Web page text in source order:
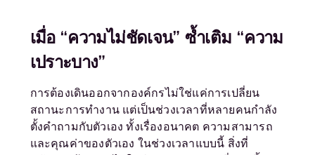
เมื่อ “ความไม่ชัดเจน” ซ้ำเติม “ความ
เปราะบาง”
การต้องเดินออกจากองค์กรไม่ใช่แค่การเปลี่ยน
สถานะการทำงาน แต่เป็นช่วงเวลาที่หลายคนกำลัง
ตั้งคำถามกับตัวเอง ทั้งเรื่องอนาคต ความสามารถ
และคุณค่าของตัวเอง ในช่วงเวลาแบบนี้ สิ่งที่